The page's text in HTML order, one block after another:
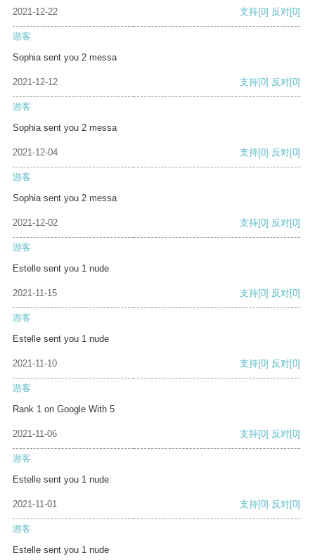
2021-12-22 支持[0] 反对[0]
游客
Sophia sent you 2 messa
2021-12-12 支持[0] 反对[0]
游客
Sophia sent you 2 messa
2021-12-04 支持[0] 反对[0]
游客
Sophia sent you 2 messa
2021-12-02 支持[0] 反对[0]
游客
Estelle sent you 1 nude
2021-11-15 支持[0] 反对[0]
游客
Estelle sent you 1 nude
2021-11-10 支持[0] 反对[0]
游客
Rank 1 on Google With 5
2021-11-06 支持[0] 反对[0]
游客
Estelle sent you 1 nude
2021-11-01 支持[0] 反对[0]
游客
Estelle sent you 1 nude